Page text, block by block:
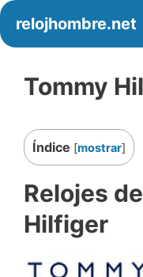
Saltar
al
contenido
relojhombre.net
Tommy
Índice [mostrar]
Relojes
Hilfiger